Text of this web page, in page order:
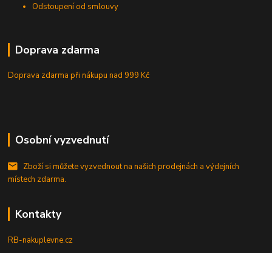
Odstoupení od smlouvy
Doprava zdarma
Doprava zdarma při nákupunad 999 Kč
Osobní vyzvednutí
Zboží si můžete vyzvednout na našich prodejnách a výdejních
místech zdarma.
Kontakty
RB-nakuplevne.cz